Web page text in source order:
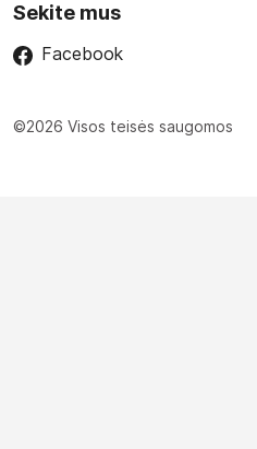
Sekite mus
Facebook
©2026 Visos teisės saugomos